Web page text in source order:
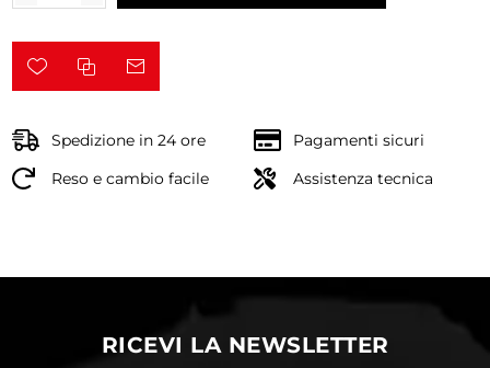
Spedizione in 24 ore
Pagamenti sicuri
Reso e cambio facile
Assistenza tecnica
RICEVI LA NEWSLETTER